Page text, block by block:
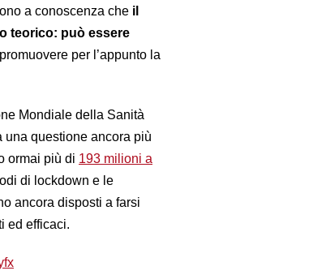
a conoscenza che il
teorico: può essere
per l’appunto la
Mondiale della Sanità
questione ancora più
ormai più di 193 milioni a
di lockdown e le
ancora disposti a farsi
ed efficaci.